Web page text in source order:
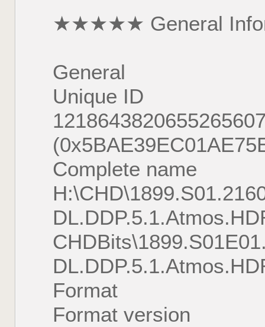
★★★★★ General
General
Unique ID
Complete
Format :
Format version